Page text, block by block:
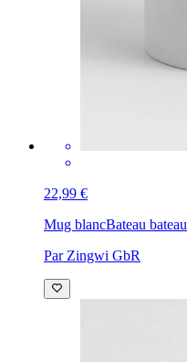
22,99 €
Mug blancBateau
Par Zingwi GbR